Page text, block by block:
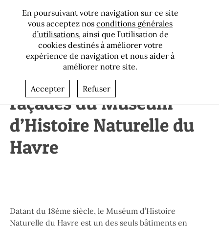
En poursuivant votre navigation sur ce site
vous acceptez nosconditions générales
d’utilisations, ainsi que l’utilisation de
cookies destinés à améliorer votre
expérience de navigation et nous aider à
améliorer notre site.
Accepter Refuser
Restauration des
façades du Muséum
d’Histoire Naturelle du
Havre
Paragraphes
Datant du 18ème siècle, le Muséum d’Histoire
Naturelle du Havre est un des seuls bâtiments en